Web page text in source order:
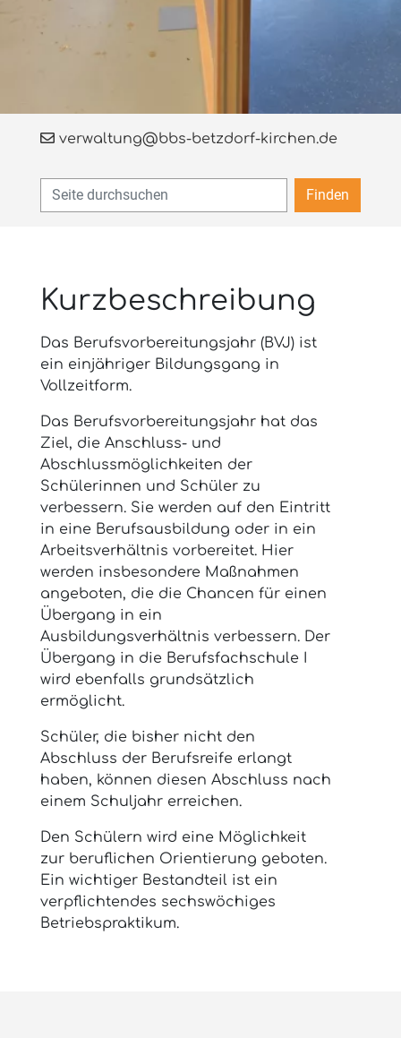
verwaltung@bbs-betzdorf-kirchen.de
Finden
Kurzbeschreibung
Das Berufsvorbereitungsjahr (BVJ) ist
ein einjähriger Bildungsgang in
Vollzeitform.
Das Berufsvorbereitungsjahr hat das
Ziel, die Anschluss- und
Abschlussmöglichkeiten der
Schülerinnen und Schüler zu
verbessern. Sie werden auf den Eintritt
in eine Berufsausbildung oder in ein
Arbeitsverhältnis vorbereitet. Hier
werden insbesondere Maßnahmen
angeboten, die die Chancen für einen
Übergang in ein
Ausbildungsverhältnis verbessern. Der
Übergang in die Berufsfachschule I
wird ebenfalls grundsätzlich
ermöglicht.
Schüler, die bisher nicht den
Abschluss der Berufsreife erlangt
haben, können diesen Abschluss nach
einem Schuljahr erreichen.
Den Schülern wird eine Möglichkeit
zur beruflichen Orientierung geboten.
Ein wichtiger Bestandteil ist ein
verpflichtendes sechswöchiges
Betriebspraktikum.